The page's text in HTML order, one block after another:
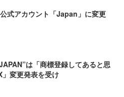
式アカウント「Japan」に変更
は「商標登録してあると思
変更発表を受け